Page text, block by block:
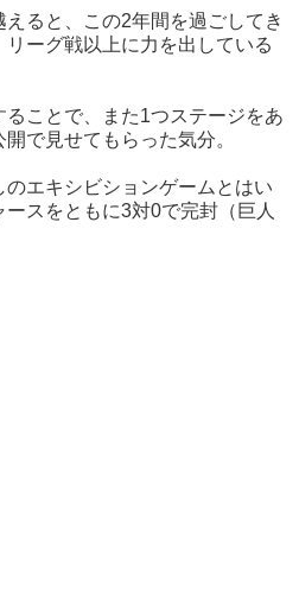
ると、この2年間を過ごしてき
ーグ戦以上に力を出している
ことで、また1つステージをあ
で見せてもらった気分。
エキシビションゲームとはい
スをともに3対0で完封（巨人